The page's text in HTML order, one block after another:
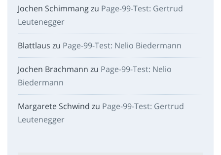
Jochen Schimmangzu Page-99-Test: Gertrud
Leutenegger
Blattlaus zu Page-99-Test: Nelio Biedermann
Jochen Brachmann zu Page-99-Test: Nelio
Biedermann
Margarete Schwind zu Page-99-Test: Gertrud
Leutenegger